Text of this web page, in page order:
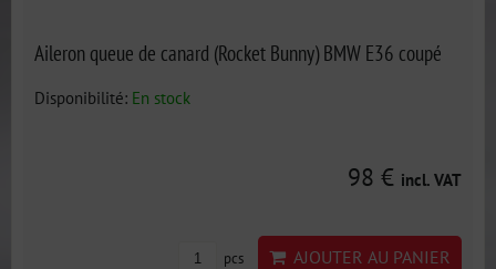
Aileron queue de canard (Rocket Bunny) BMW E36 coupé
Disponibilité: En stock
98 € incl. VAT
pcs AJOUTER AU PANIER